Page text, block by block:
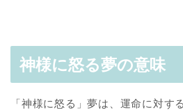
神様に怒る夢の意味
「神様に怒る」夢は、運命に対す